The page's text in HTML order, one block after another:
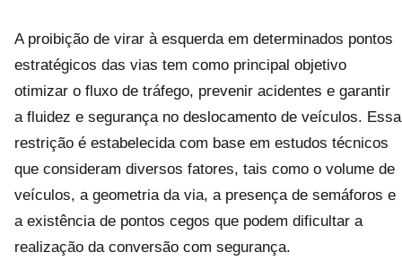
A proibição de virar à esquerda em determinados pontos
estratégicos das vias tem como principal objetivo
otimizar o fluxo de tráfego, prevenir acidentes e garantir
a fluidez e segurança no deslocamento de veículos. Essa
restrição é estabelecida com base em estudos técnicos
que consideram diversos fatores, tais como o volume de
veículos, a geometria da via, a presença de semáforos e
a existência de pontos cegos que podem dificultar a
realização da conversão com segurança.